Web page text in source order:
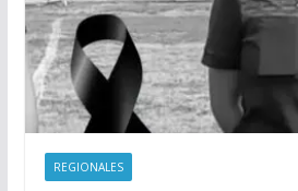
REGIONALES